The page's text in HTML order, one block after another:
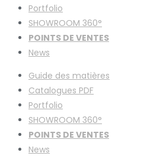
Portfolio
SHOWROOM 360°
POINTS DE VENTES
News
Guide des matières
Catalogues PDF
Portfolio
SHOWROOM 360°
POINTS DE VENTES
News